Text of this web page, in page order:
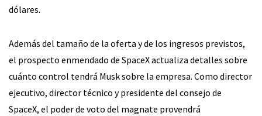
dólares.
Además del tamaño de la oferta y de los ingresos previstos,
el prospecto enmendado de SpaceX actualiza detalles sobre
cuánto control tendrá Musk sobre la empresa. Como director
ejecutivo, director técnico y presidente del consejo de
SpaceX, el poder de voto del magnate provendrá